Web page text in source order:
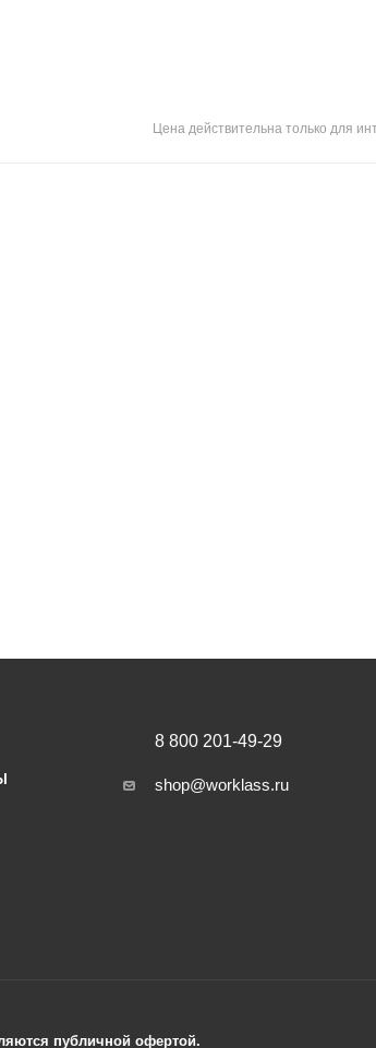
Цена действительна только для
8 800 201-49-29
shop@worklass.ru
публичной офертой.